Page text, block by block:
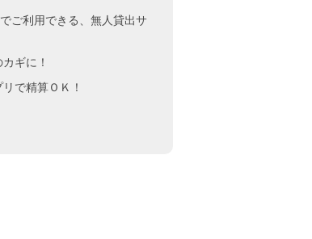
ご利用できる、無人貸出サ
に！
で精算ＯＫ！